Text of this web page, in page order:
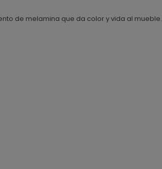
de melamina que da color y vida al mueble.